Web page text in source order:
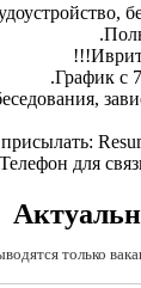
Иврит
График с
Телефон для
только